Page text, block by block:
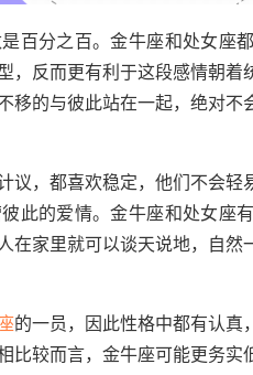
百分之百。金牛座和处女座
，反而更有利于这段感情朝
移的与彼此站在一起，绝对不
，都喜欢稳定，他们不会轻
此的爱情。金牛座和处女座
在家里就可以谈天说地，自然
的一员，因此性格中都有认真
比较而言，金牛座可能更务